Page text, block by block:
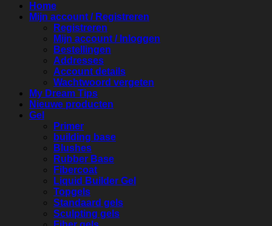
Home
Mijn account / Registreren
Registreren
Mijn account / Inloggen
Bestellingen
Addresses
Account details
Wachtwoord vergeten
My Dream Tips
Nieuwe producten
Gel
Primer
building base
Blushes
Rubber Base
Fibercoat
Liquid Builder Gel
Topgels
Standaard gels
Sculpting gels